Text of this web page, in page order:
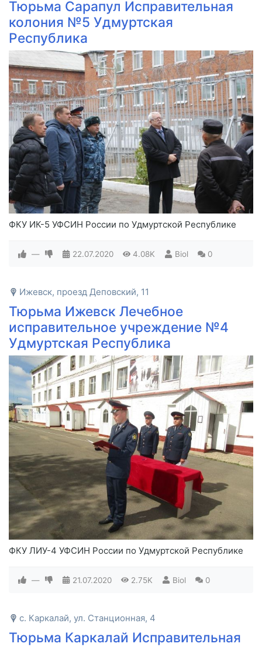
Тюрьма Сарапул Исправительная
колония №5 Удмуртская
Республика
ФКУ ИК-5 УФСИН России по Удмуртской Республике
— 22.07.2020 4.08K Biol 0
Ижевск, проезд Деповский, 11
Тюрьма Ижевск Лечебное
исправительное учреждение №4
Удмуртская Республика
ФКУ ЛИУ-4 УФСИН России по Удмуртской Республике
— 21.07.2020 2.75K Biol 0
с. Каркалай, ул. Станционная, 4
Тюрьма Каркалай Исправительная